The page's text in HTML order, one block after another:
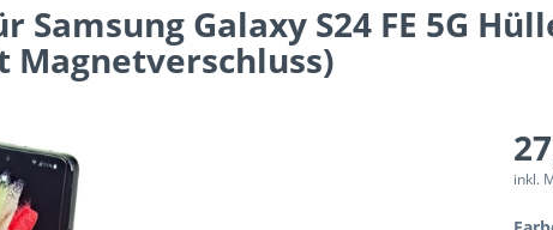
Samsung Galaxy S24 FE 5G
Magnetverschluss)
inkl.